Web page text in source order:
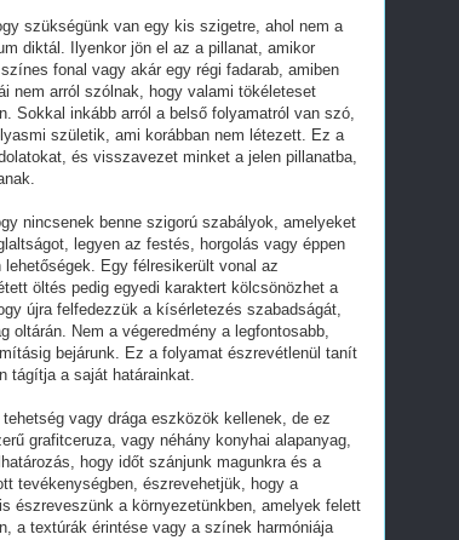
szükségünk van egy kis szigetre, ahol nem a
diktál. Ilyenkor jön el az a pillanat, amikor
fonal vagy akár egy régi fadarab, amiben
nem arról szólnak, hogy valami tökéleteset
Sokkal inkább arról a belső folyamatról van szó,
születik, ami korábban nem létezett. Ez a
és visszavezet minket a jelen pillanatba,
nincsenek benne szigorú szabályok, amelyeket
legyen az festés, horgolás vagy éppen
Egy félresikerült vonal az
öltés pedig egyedi karaktert kölcsönözhet a
újra felfedezzük a kísérletezés szabadságát,
oltárán. Nem a végeredmény a legfontosabb,
bejárunk. Ez a folyamat észrevétlenül tanít
tágítja a saját határainkat.
vagy drága eszközök kellenek, de ez
grafitceruza, vagy néhány konyhai alapanyag,
hogy időt szánjunk magunkra és a
tevékenységben, észrevehetjük, hogy a
észreveszünk a környezetünkben, amelyek felett
a textúrák érintése vagy a színek harmóniája